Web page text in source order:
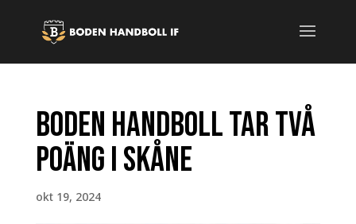
Boden Handboll tar två
poäng i Skåne
okt 19, 2024